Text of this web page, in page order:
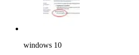
windows 10